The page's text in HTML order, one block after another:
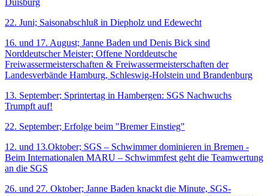
Duisburg
22. Juni; Saisonabschluß in Diepholz und Edewecht
16. und 17. August; Janne Baden und Denis Bick sind
Norddeutscher Meister; Offene Norddeutsche
Freiwassermeisterschaften & Freiwassermeisterschaften der
Landesverbände Hamburg, Schleswig-Holstein und Brandenburg
13. September; Sprintertag in Hambergen: SGS Nachwuchs
Trumpft auf!
22. September; Erfolge beim "Bremer Einstieg"
12. und 13.Oktober; SGS – Schwimmer dominieren in Bremen -
Beim Internationalen MARU – Schwimmfest geht die Teamwertung
an die SGS
26. und 27. Oktober; Janne Baden knackt die Minute, SGS-